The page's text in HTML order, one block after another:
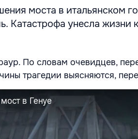
моста в итальянском
Катастрофа унесла жизни
По словам очевидцев,
трагедии выясняются,